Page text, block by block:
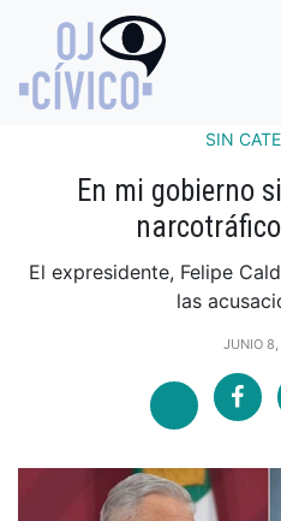
SIN
En mi gobierno
El expresidente, Felipe
las
JUNIO